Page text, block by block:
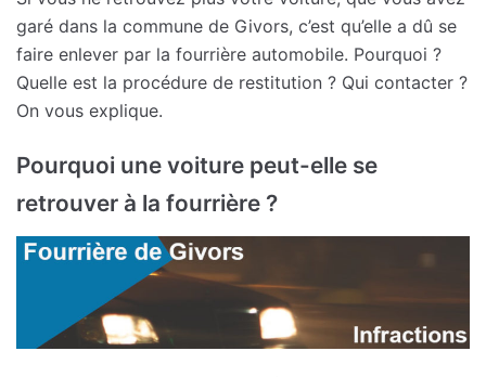
garé dans la commune de Givors, c’est qu’elle a dû se
faire enlever par la fourrière automobile. Pourquoi ?
Quelle est la procédure de restitution ? Qui contacter ?
On vous explique.
Pourquoi une voiture peut-elle se
retrouver à la fourrière ?